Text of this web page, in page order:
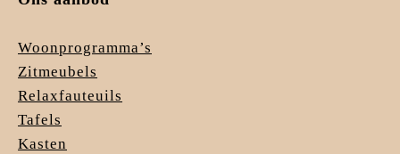
Woonprogramma’s
Zitmeubels
Relaxfauteuils
Tafels
Kasten